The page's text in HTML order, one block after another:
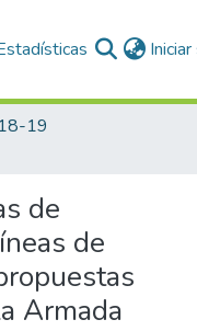
19
de
de
Armada